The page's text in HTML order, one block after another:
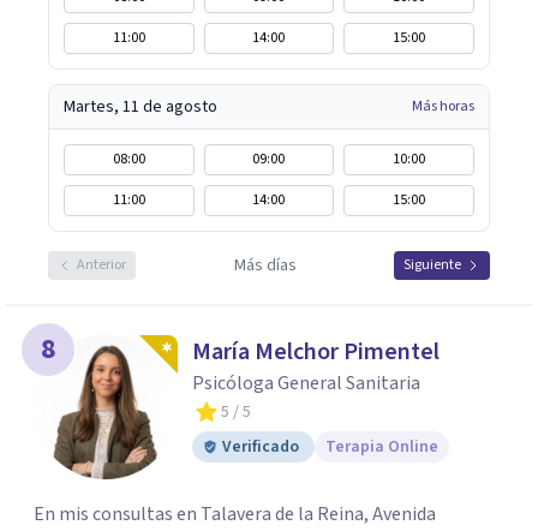
11:00
14:00 15:00
Martes, 11 de agosto Más horas
08:00 09:00
10:00
11:00
14:00 15:00
Anterior Más días Siguiente
8 María Melchor Pimentel
Psicóloga General Sanitaria
5 / 5
Verificado
Terapia Online
En mis consultas en Talavera de la Reina, Avenida